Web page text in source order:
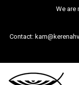
We are
Contact: